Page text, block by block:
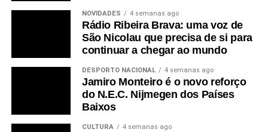
NOVIDADES 4 semanas ago
Rádio Ribeira Brava: uma voz de
São Nicolau que precisa de si para
continuar a chegar ao mundo
DESPORTO NACIONAL 4 semanas ago
Jamiro Monteiro é o novo reforço
do N.E.C. Nijmegen dos Países
Baixos
CULTURA 4 semanas ago